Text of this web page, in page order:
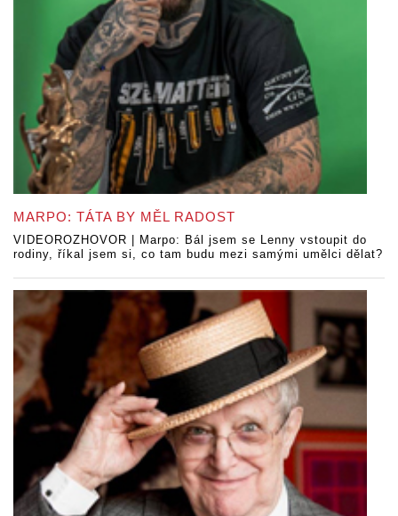
MARPO: TÁTA BY MĚL RADOST
VIDEOROZHOVOR | Marpo: Bál jsem se Lenny vstoupit do
rodiny, říkal jsem si, co tam budu mezi samými umělci dělat?